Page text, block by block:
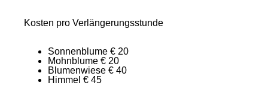
Kosten pro Verlängerungsstunde
Sonnenblume € 20
Mohnblume € 20
Blumenwiese € 40
Himmel € 45